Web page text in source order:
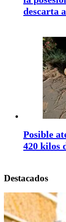
descarta
Posible
420 kilos
Destacados